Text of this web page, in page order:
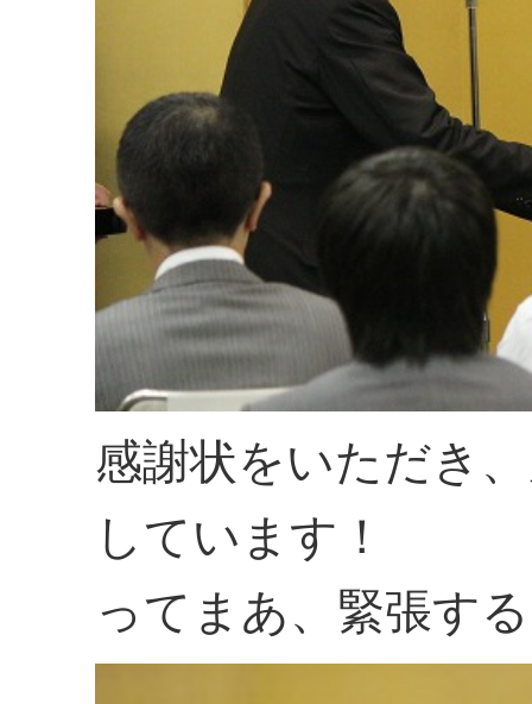
感謝状をいただき
しています！
ってまあ、緊張す